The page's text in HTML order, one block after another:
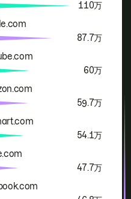
110万
87.7万
60万
59.7万
54.1万
47.7万